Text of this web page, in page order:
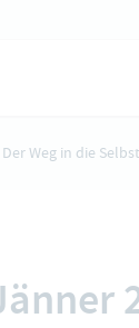
Der Weg in die